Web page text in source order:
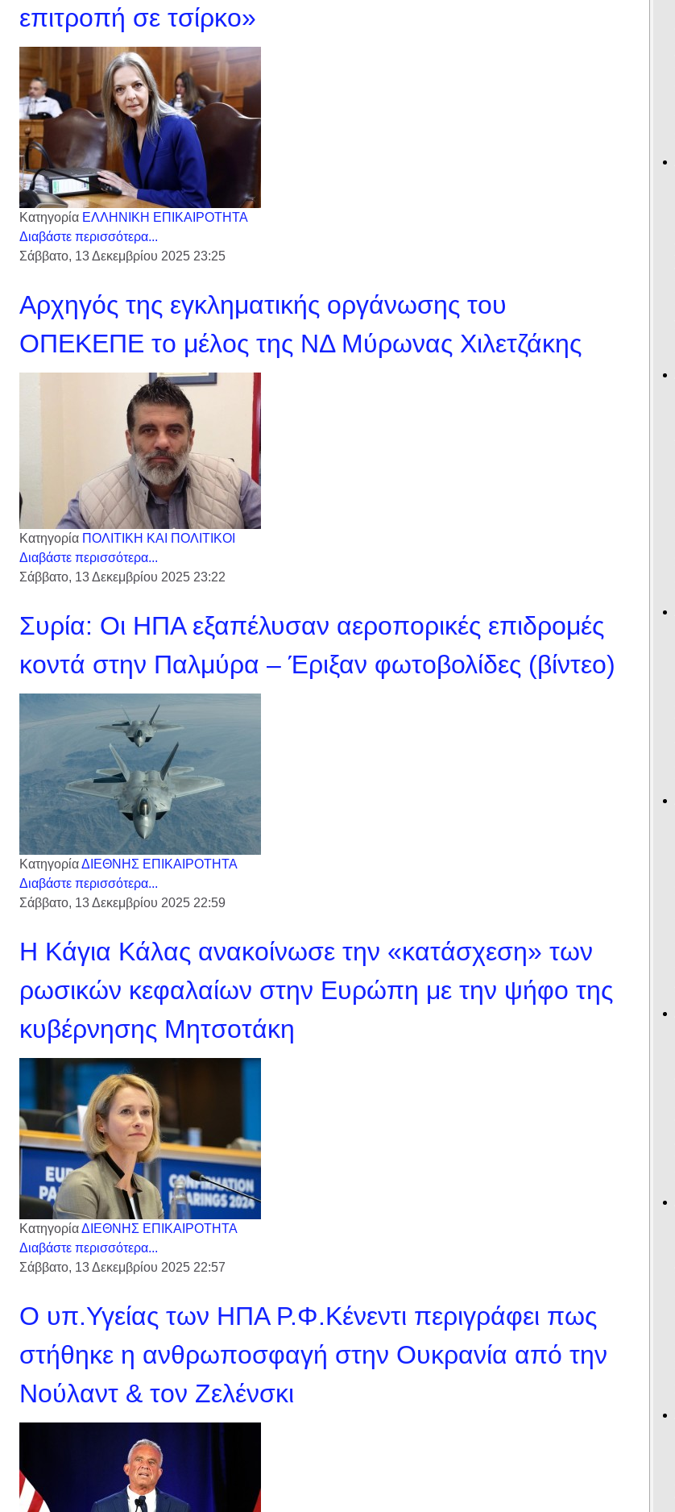
επιτροπή σε τσίρκο»
Κατηγορία ΕΛΛΗΝΙΚΗ ΕΠΙΚΑΙΡΟΤΗΤΑ
Διαβάστε περισσότερα...
Σάββατο, 13 Δεκεμβρίου 2025 23:25
Αρχηγός της εγκληματικής οργάνωσης του
ΟΠΕΚΕΠΕ το μέλος της ΝΔ Μύρωνας Χιλετζάκης
Κατηγορία ΠΟΛΙΤΙΚΗ ΚΑΙ ΠΟΛΙΤΙΚΟΙ
Διαβάστε περισσότερα...
Σάββατο, 13 Δεκεμβρίου 2025 23:22
Συρία: Οι ΗΠΑ εξαπέλυσαν αεροπορικές επιδρομές
κοντά στην Παλμύρα – Έριξαν φωτοβολίδες (βίντεο)
ΚατηγορίαΔΙΕΘΝΗΣ ΕΠΙΚΑΙΡΟΤΗΤΑ
Διαβάστε περισσότερα...
Σάββατο, 13 Δεκεμβρίου 2025 22:59
Η Κάγια Κάλας ανακοίνωσε την «κατάσχεση» των
ρωσικών κεφαλαίων στην Ευρώπη με την ψήφο της
κυβέρνησης Μητσοτάκη
ΚατηγορίαΔΙΕΘΝΗΣ ΕΠΙΚΑΙΡΟΤΗΤΑ
Διαβάστε περισσότερα...
Σάββατο, 13 Δεκεμβρίου 2025 22:57
Ο υπ.Υγείας των ΗΠΑ Ρ.Φ.Κένεντι περιγράφει πως
στήθηκε η ανθρωποσφαγή στην Ουκρανία από την
Νούλαντ & τον Ζελένσκι